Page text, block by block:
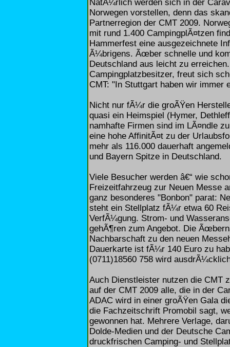
NatÃ¼rlich werden sich in der
Norwegen vorstellen, denn das
Partnerregion der CMT 2009.
mit rund 1.400 CampingplÃ¤tzen
Hammerfest eine ausgezeichnete
Ã¼brigens. Ãœber schnelle und
Deutschland aus leicht zu
Campingplatzbesitzer, freut sich
CMT: "In Stuttgart haben wir immer
Nicht nur fÃ¼r die groÃŸen
quasi ein Heimspiel (Hymer,
namhafte Firmen sind im LÃ¤ndle
eine hohe AffinitÃ¤t zu der
mehr als 116.000 dauerhaft
und Bayern Spitze in Deutschland.
Viele Besucher werden â€“ wie
Freizeitfahrzeug zur Neuen Messe
ganz besonderes "Bonbon" parat:
steht ein Stellplatz fÃ¼r etwa 60
VerfÃ¼gung. Strom- und
gehÃ¶ren zum Angebot. Die
Nachbarschaft zu den neuen
Dauerkarte ist fÃ¼r 140 Euro zu
(0711)18560 758 wird
Auch Dienstleister nutzen die CMT
auf der CMT 2009 alle, die in der
ADAC wird in einer groÃŸen Gala
die Fachzeitschrift Promobil sagt,
gewonnen hat. Mehrere Verlage,
Dolde-Medien und der Deutsche
druckfrischen Camping- und